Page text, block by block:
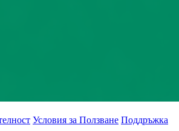
Условия за Ползване Поддръжка